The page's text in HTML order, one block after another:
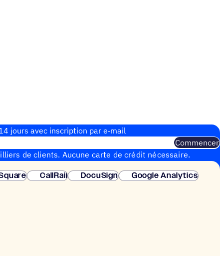
jours avec inscrip­tion par e‑mail
Commencer
de clients. Aucune carte de crédit nécessaire.
CallRail DocuSign
Google Analytics